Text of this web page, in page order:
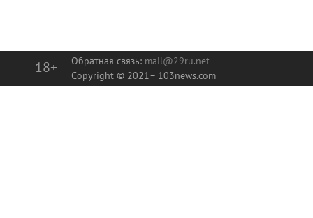
18+ Обратная связь: mail@29ru.net
Copyright © 2021– 103news.com